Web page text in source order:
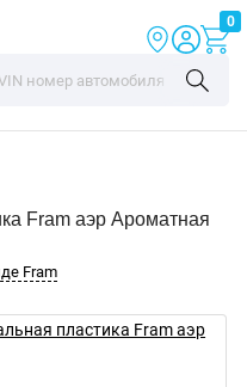
0
Fram аэр Ароматная
Fram